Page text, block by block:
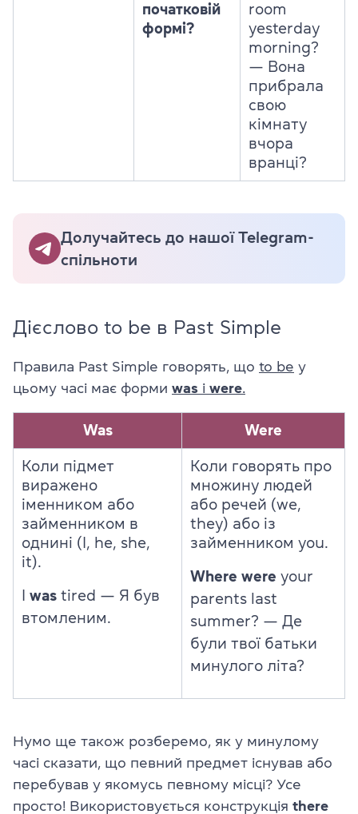
початковій
формі?
room
yesterday
morning?
— Вона
прибрала
свою
кімнату
вчора
вранці?
Долучайтесь до нашої Telegram-
спільноти
Дієслово to be в Past Simple
Правила Past Simple говорять, що to be у
цьому часі має форми was і were
Was Were
Коли підмет
виражено
іменником або
займенником в
однині (I, he, she,
it).
was tired — Я був
втомленим.
Коли говорять про
множину людей
або речей (we,
they) або із
займенником you.
Where were your
parents last
summer? — Де
були твої батьки
минулого літа?
Нумо ще також розберемо, як у минулому
часі сказати, що певний предмет існував або
перебував у якомусь певному місці? Усе
просто! Використовується конструкція there